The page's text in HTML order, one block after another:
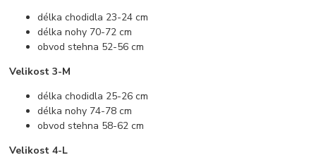
délka chodidla 23-24 cm
délka nohy 70-72 cm
obvod stehna 52-56 cm
Velikost 3-M
délka chodidla 25-26 cm
délka nohy 74-78 cm
obvod stehna 58-62 cm
Velikost 4-L